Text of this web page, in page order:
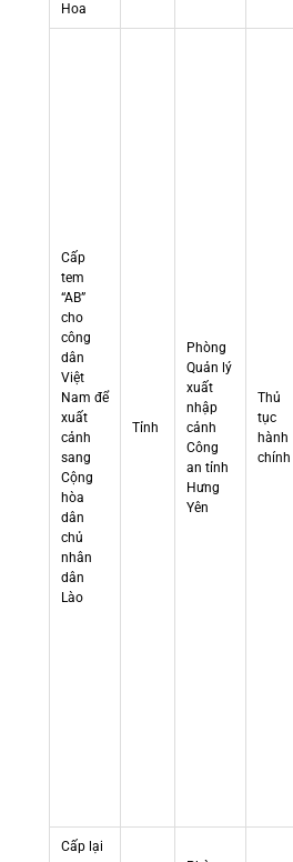
Hoa
Cấp
tem
“AB”
cho
công
dân
Việt
Nam để
xuất
cảnh
sang
Cộng
hòa
dân
chủ
nhân
dân
Lào
Tỉnh
Phòng
Quản lý
xuất
nhập
cảnh
Công
an tỉnh
Hưng
Yên
Thủ
tục
hành
chính
Cấp lại